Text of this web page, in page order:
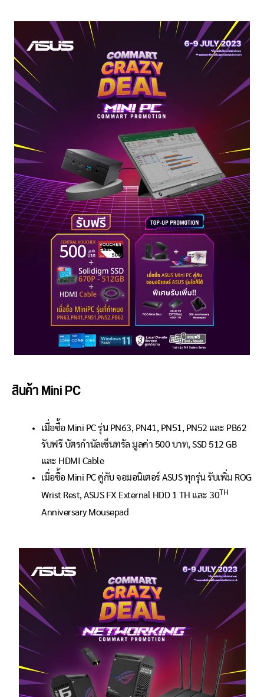
สินค้าMini PC
เมื่อซื้อ Mini PC รุ่น PN63, PN41, PN51, PN52 และ PB62
รับฟรี บัตรกำนัลเซ็นทรัล มูลค่า 500 บาท, SSD 512 GB
และ HDMI Cable
เมื่อซื้อ Mini PC คู่กับ จอมอนิเตอร์ ASUS ทุกรุ่น รับเพิ่ม ROG
Wrist Rest, ASUS FX External HDD 1 TH และ 30TH
Anniversary Mousepad